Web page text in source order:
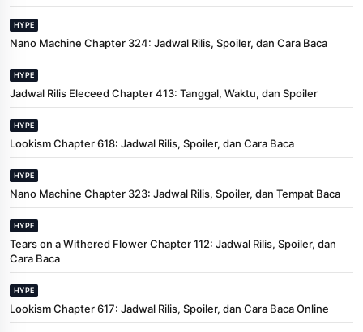
HYPE
Nano Machine Chapter 324: Jadwal Rilis, Spoiler, dan Cara Baca
HYPE
Jadwal Rilis Eleceed Chapter 413: Tanggal, Waktu, dan Spoiler
HYPE
Lookism Chapter 618: Jadwal Rilis, Spoiler, dan Cara Baca
HYPE
Nano Machine Chapter 323: Jadwal Rilis, Spoiler, dan Tempat Baca
HYPE
Tears on a Withered Flower Chapter 112: Jadwal Rilis, Spoiler, dan
Cara Baca
HYPE
Lookism Chapter 617: Jadwal Rilis, Spoiler, dan Cara Baca Online